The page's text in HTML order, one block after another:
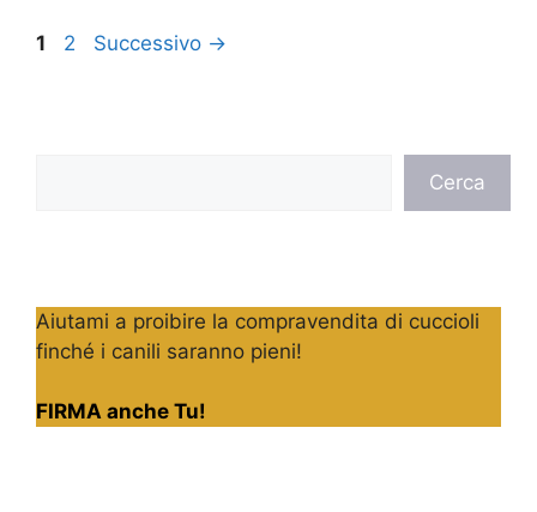
Pagina
1 Pagina
2 Successivo →
Cerca
Aiutami a proibire la compravendita di cuccioli
finché i canili saranno pieni!
FIRMA anche Tu!